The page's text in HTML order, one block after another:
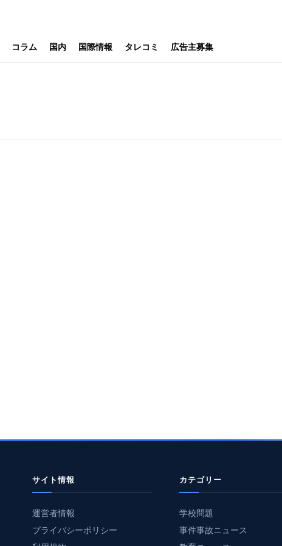
コラム 国内 国際情報 タレコミ 広告主募集
サイト情報
運営者情報
プライバシーポリシー
カテゴリー
学校問題
事件事故ニュース